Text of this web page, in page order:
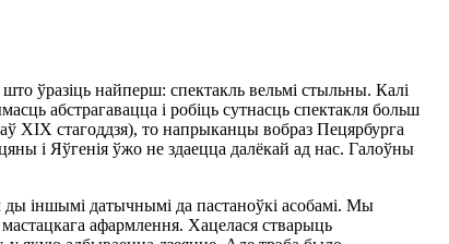
ўразіць найперш: спектакль вельмі стыльны. Калі
абстрагавацца і робіць сутнасць спектакля больш
ХІХ стагоддзя), то напрыканцы вобраз Пецярбурга
і Яўгенія ўжо не здаецца далёкай ад нас. Галоўны
іншымі датычнымі да пастаноўкі асобамі. Мы
афармлення. Хацелася стварыць